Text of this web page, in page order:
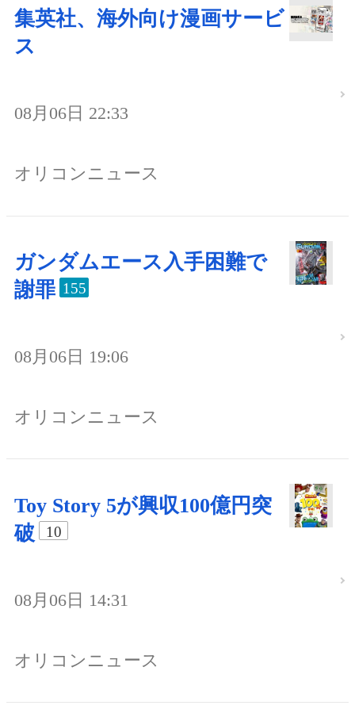
集英社、海外向け漫画サービ
ス
08月06日 22:33
オリコンニュース
ガンダムエース入手困難で
謝罪 155
08月06日 19:06
オリコンニュース
Toy Story 5が興収100億円突
破
10
08月06日 14:31
オリコンニュース